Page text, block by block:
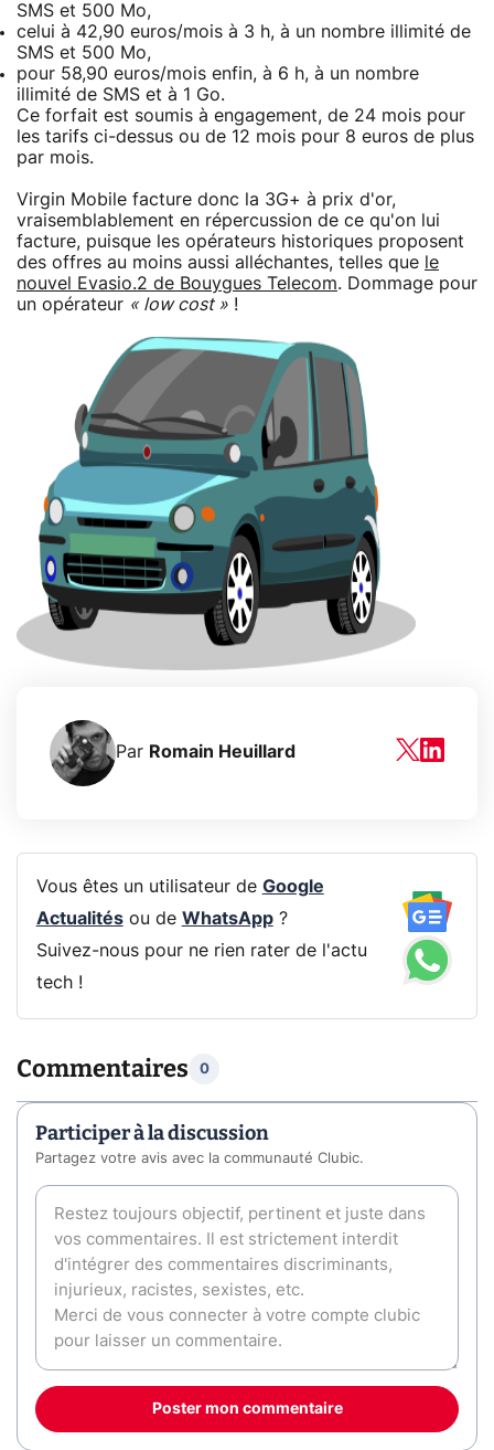
SMS et 500 Mo,
celui à 42,90 euros/mois à 3 h, à un nombre illimité de
SMS et 500 Mo,
pour 58,90 euros/mois enfin, à 6 h, à un nombre
illimité de SMS et à 1 Go.
Ce forfait est soumis à engagement, de 24 mois pour
les tarifs ci-dessus ou de 12 mois pour 8 euros de plus
par mois.
Virgin Mobile facture donc la 3G+ à prix d'or,
vraisemblablement en répercussion de ce qu'on lui
facture, puisque les opérateurs historiques proposent
des offres au moins aussi alléchantes, telles que le
nouvel Evasio.2 de Bouygues Telecom. Dommage pour
un opérateur « low cost » !
Par Romain Heuillard
Vous êtes un utilisateur de Google
Actualitésou de WhatsApp?
Suivez-nous pour ne rien rater de l'actu
tech !
Commentaires 0
Participer à la discussion
Partagez votre avis avec la communauté Clubic.
Poster mon commentaire